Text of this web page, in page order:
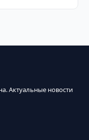
Актуальные новости